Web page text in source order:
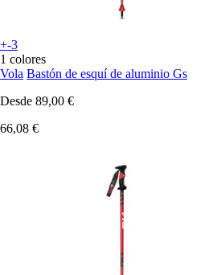
+-3
1 colores
Vola Bastón de esquí de aluminio Gs
Desde 89,00 €
66,08 €